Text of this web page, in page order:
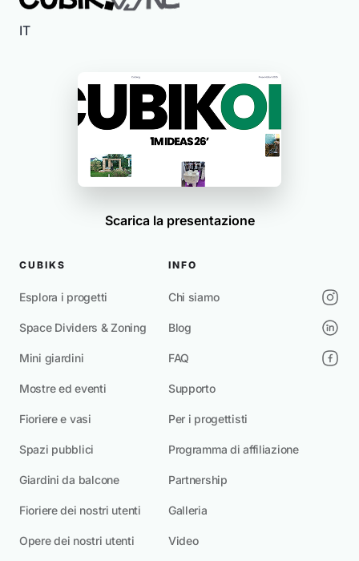
IT
Scarica la presentazione
CUBIKS
Esplora i progetti
Space Dividers & Zoning
Mini giardini
Mostre ed eventi
Fioriere e vasi
Spazi pubblici
Giardini da balcone
Fioriere dei nostri utenti
Opere dei nostri utenti
INFO
Chi siamo
Blog
FAQ
Supporto
Per i progettisti
Programma di affiliazione
Partnership
Galleria
Video